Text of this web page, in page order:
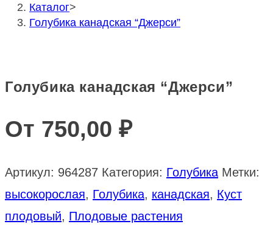
Каталог>
Голубика канадская “Джерси”
Голубика канадская “Джерси”
От 750,00 ₽
Артикул: 964287 Категория: Голубика Метки:
высокорослая, Голубика, канадская, Куст
плодовый, Плодовые растения